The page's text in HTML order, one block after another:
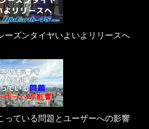
ーズンタイヤいよいよリリースへ
っている問題とユーザーへの影響